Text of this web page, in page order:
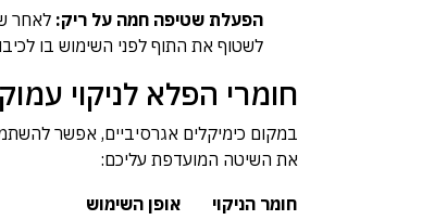
הפעלת שטיפה חמה על ריק: לאחר
לשטוף את התוף לפני השימוש בו
חומרי הפלא לניקוי
במקום כימיקלים אגרסיביים, אפשר
את השיטה המועדפת עליכם:
חומר הניקוי אופן השימוש